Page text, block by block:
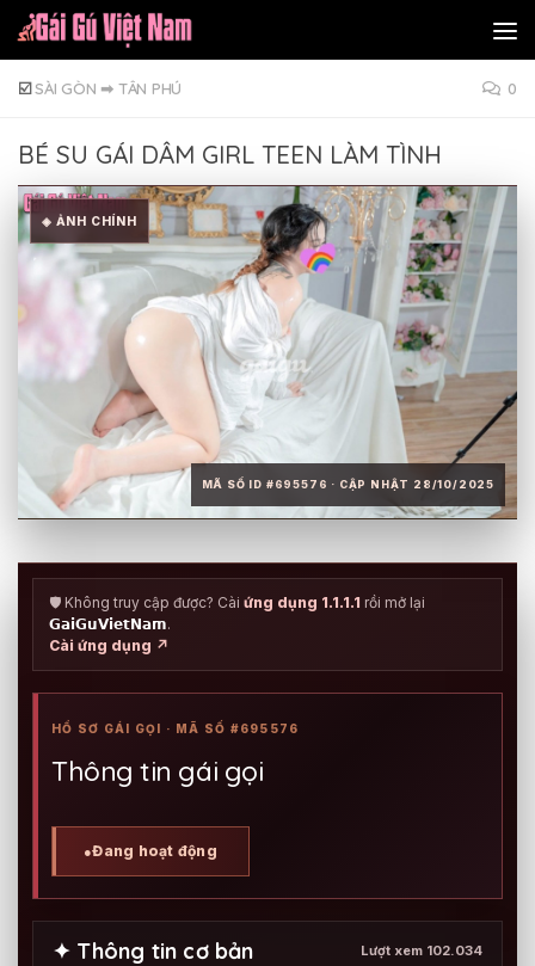
Skip to content
☑️SÀI GÒN ➡ TÂN PHÚ 0
BÉ SU GÁI DÂM GIRL TEEN LÀM TÌNH
◈ ẢNH CHÍNH
MÃ SỐ ID #695576 · CẬP NHẬT 28/10/2025
🛡️ Không truy cập được? Cài ứng dụng 1.1.1.1 rồi mở lại
𝗚𝗮𝗶𝗚𝘂𝗩𝗶𝗲𝘁𝗡𝗮𝗺.
Cài ứng dụng ↗
HỒ SƠ GÁI GỌI · MÃ SỐ #695576
Thông tin gái gọi
●Đang hoạt động
✦ Thông tin cơ bản Lượt xem 102.034